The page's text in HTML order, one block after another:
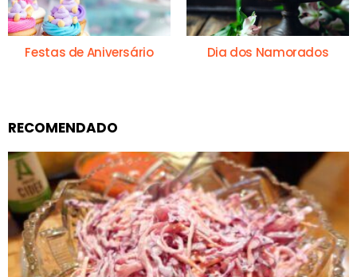
Festas de Aniversário Dia dos Namorados
RECOMENDADO